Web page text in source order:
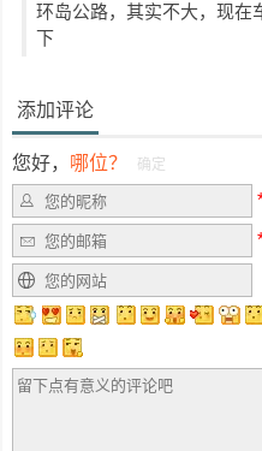
环岛公路，其实不大，现在
下
添加评论
您好， 哪位？ 确定